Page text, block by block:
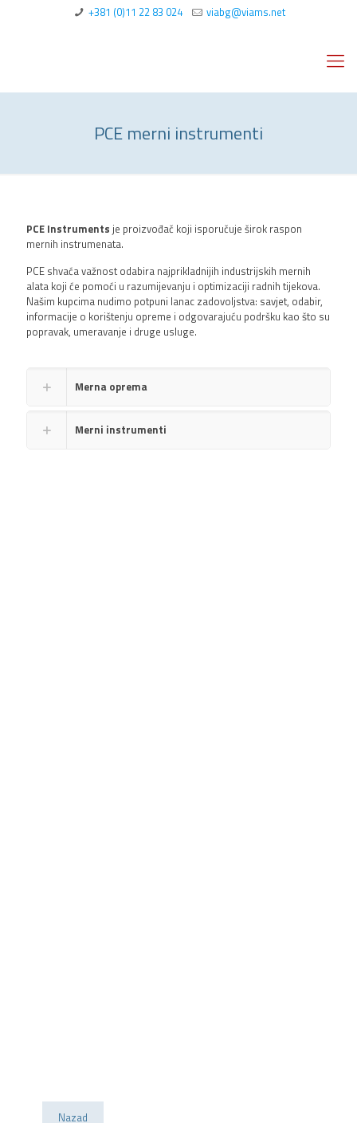
+381 (0)11 22 83 024 viabg@viams.net
PCE merni instrumenti
PCE Instruments je proizvođač koji isporučuje širok raspon
mernih instrumenata.
PCE shvaća važnost odabira najprikladnijih industrijskih mernih
alata koji će pomoći u razumijevanju i optimizaciji radnih tijekova.
Našim kupcima nudimo potpuni lanac zadovoljstva: savjet, odabir,
informacije o korištenju opreme i odgovarajuću podršku kao što su
popravak, umeravanje i druge usluge.
Merna oprema
Merni instrumenti
Nazad